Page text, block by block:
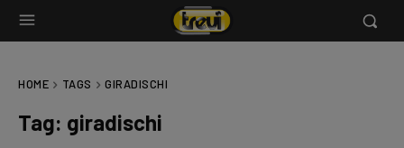
HOME TAGS GIRADISCHI
Tag: giradischi